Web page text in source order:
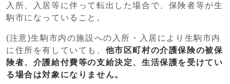
入所、入居等に伴って転出した場合で、保険者等が生
駒市になっていること。
(注意)生駒市内の施設への入所・入居により生駒市内
に住所を有していても、 他市区町村の介護保険の被保
険者、介護給付費等の支給決定、生活保護を受けてい
る場合は対象になりません。